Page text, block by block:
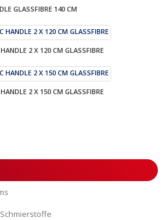
GLASSFIBRE 140 CM
2 X 120 CM GLASSFIBRE
2 X 150 CM GLASSFIBRE